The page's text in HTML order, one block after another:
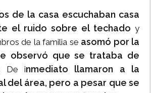
de la casa escuchaban casa
el ruido sobre el techado y
de la familia se asomó por la
observó que se trataba de
De inmediato llamaron a la
del área, pero a pesar que se